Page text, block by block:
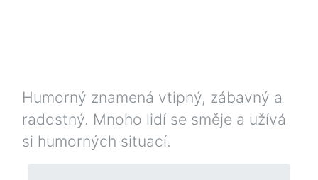
Humorný znamená vtipný, zábavný a
radostný. Mnoho lidí se směje a užívá
si humorných situací.